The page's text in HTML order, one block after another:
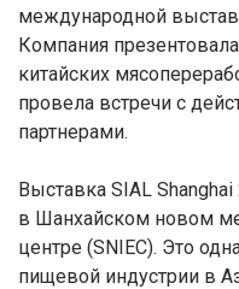
международной
Компания
китайских
провела встречи с
партнерами.
Выставка SIAL
в Шанхайском новом
центре (SNIEC). Это
пищевой индустрии в